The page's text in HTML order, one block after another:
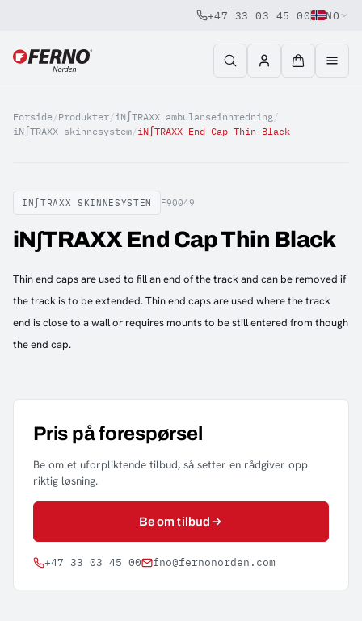
Jump to content
+47 33 03 45 00 NO
Forside/Produkter/iN∫TRAXX ambulanseinnredning/
iN∫TRAXX skinnesystem/iN∫TRAXX End Cap Thin Black
IN∫TRAXX SKINNESYSTEM F90049
iN∫TRAXX End Cap Thin Black
Thin end caps are used to fill an end of the track and can be removed if
the track is to be extended. Thin end caps are used where the track
end is close to a wall or requires mounts to be still entered from though
the end cap.
Pris på forespørsel
Be om et uforpliktende tilbud, så setter en rådgiver opp
riktig løsning.
Be om tilbud
+47 33 03 45 00 fno@fernonorden.com